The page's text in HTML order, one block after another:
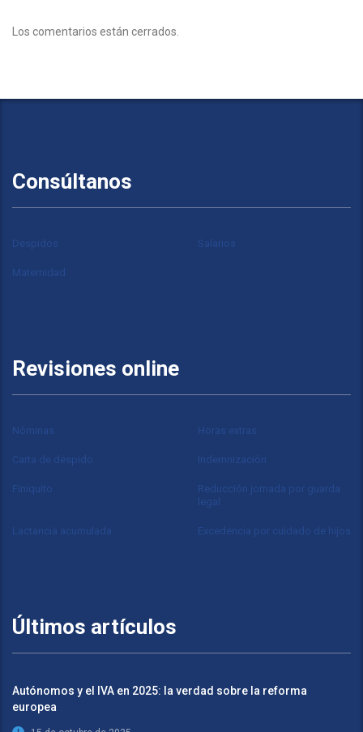
Los comentarios están cerrados.
Consúltanos
Despidos Salarios
Maternidad
Revisiones online
Nóminas Horas extras
Carta de despido Indemnización
Finiquito
Reducción jornada por guarda
legal
Lactancia acumulada Excedencia por cuidado de hijos
Últimos artículos
Autónomos y el IVA en 2025: la verdad sobre la reforma
europea